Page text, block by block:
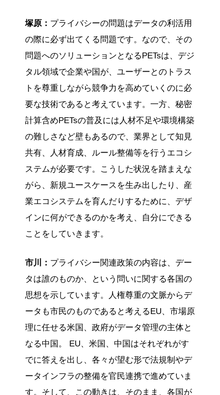
塚原： プライバシーの問題はデータの利活用
の際に必ず出てくる問題です。なので、その
問題へのソリューションとなるPETsは、デジ
タル領域で企業や国が、ユーザーとのトラス
トを尊重しながら競争力を高めていくのに必
要な技術であると考えています。一方、秘密
計算含めPETsの普及には人材不足や環境構築
の難しさなど壁もあるので、業界として知見
共有、人材育成、ルール整備等を行うエコシ
ステムが必要です。こうした状況を踏まえな
がら、新規ユースケースを生み出したり、産
業エコシステムを育んだりするために、デザ
インに何ができるのかを考え、自分にできる
ことをしていきます。
市川： プライバシー関連政策の内容は、デー
タは誰のものか、という問いに関する各国の
思想を示しています。人権尊重の文脈からデ
ータも市民のものであると考えるEU、市場原
理に任せる米国、政府がデータ管理の主体と
なる中国。 EU、米国、中国はそれぞれがす
でに答えを出し、各々が望む形で法規制やデ
ータインフラの整備を官民連携で進めていま
す。そして、この動きは、そのまま、各国が